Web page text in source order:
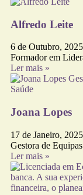
Alfredo Leite
6 de Outubro, 2025
Formador em
Ler mais »
Joana Lopes
17 de Janeiro, 2025
Gestora de
Ler mais »